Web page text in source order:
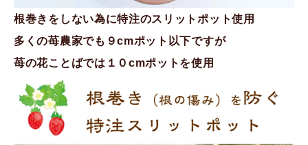
根巻きをしない為に特注のスリットポット使用
多くの苺農家でも９cmポット以下ですが
苺の花ことばでは１０cmポットを使用